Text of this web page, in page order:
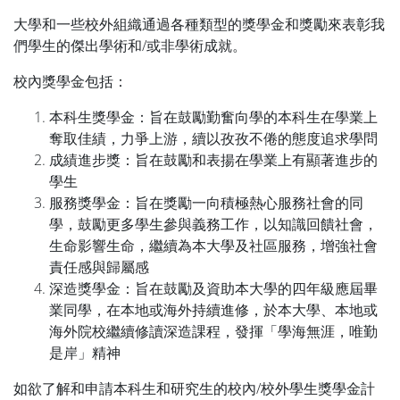
大學和一些校外組織通過各種類型的獎學金和獎勵來表彰我
們學生的傑出學術和/或非學術成就。
校內獎學金包括：
本科生獎學金：旨在鼓勵勤奮向學的本科生在學業上
奪取佳績，力爭上游，續以孜孜不倦的態度追求學問
成績進步獎：旨在鼓勵和表揚在學業上有顯著進步的
學生
服務獎學金：旨在獎勵一向積極熱心服務社會的同
學，鼓勵更多學生參與義務工作，以知識回饋社會，
生命影響生命，繼續為本大學及社區服務，增強社會
責任感與歸屬感
深造獎學金：旨在鼓勵及資助本大學的四年級應屆畢
業同學，在本地或海外持續進修，於本大學、本地或
海外院校繼續修讀深造課程，發揮「學海無涯，唯勤
是岸」精神
如欲了解和申請本科生和研究生的校內/校外學生獎學金計